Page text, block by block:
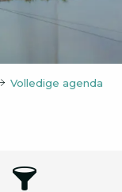
Volledige agenda